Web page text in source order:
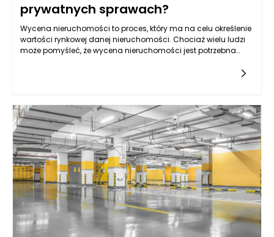
prywatnych sprawach?
Wycena nieruchomości to proces, który ma na celu określenie
wartości rynkowej danej nieruchomości. Chociaż wielu ludzi
może pomyśleć, że wycena nieruchomości jest potrzebna
podczas sprzedaży, zakupu, czy też w ramach postępowania
różnych sytuacjach, zarówno formalnych, jak i prywatnych.
Jej rola wykracza poza ramy obligacji prawnych,
dostarczając cennych informacji, które mogą znacząco
wpłynąć na decyzje związane z posiadanym majątkiem.